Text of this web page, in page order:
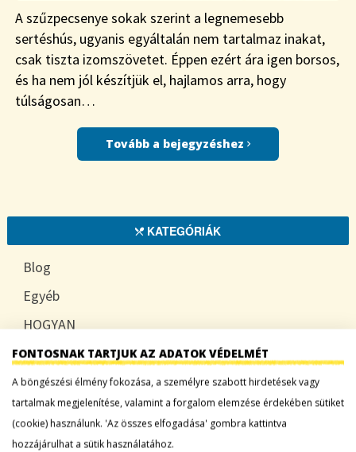
A szűzpecsenye sokak szerint a legnemesebb
sertéshús, ugyanis egyáltalán nem tartalmaz inakat,
csak tiszta izomszövetet. Éppen ezért ára igen borsos,
és ha nem jól készítjük el, hajlamos arra, hogy
túlságosan…
Tovább a bejegyzéshez
KATEGÓRIÁK
Blog
Egyéb
HOGYAN
TUDATOSAN
LEGFRISSEBB BEJEGYZÉSEK
FONTOSNAK TARTJUK AZ ADATOK VÉDELMÉT
A böngészési élmény fokozása, a személyre szabott hirdetések vagy
tartalmak megjelenítése, valamint a forgalom elemzése érdekében sütiket
(cookie) használunk. 'Az összes elfogadása' gombra kattintva
hozzájárulhat a sütik használatához.